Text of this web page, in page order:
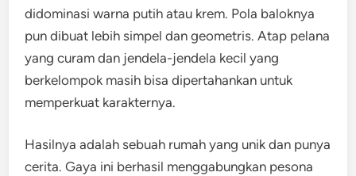
didominasi warna putih atau krem. Pola baloknya
pun dibuat lebih simpel dan geometris. Atap pelana
yang curam dan jendela-jendela kecil yang
berkelompok masih bisa dipertahankan untuk
memperkuat karakternya.
Hasilnya adalah sebuah rumah yang unik dan punya
cerita. Gaya ini berhasil menggabungkan pesona